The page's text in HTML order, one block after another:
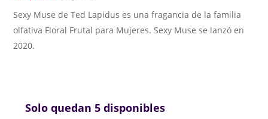
Sexy Muse de Ted Lapidus es una fragancia de la familia
olfativa Floral Frutal para Mujeres. Sexy Muse se lanzó en
2020.
Solo quedan 5 disponibles